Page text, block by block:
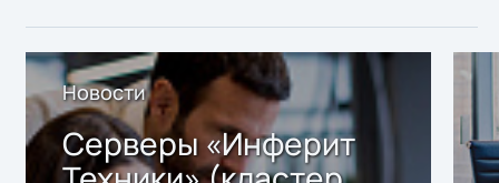
Новости
Серверы «Инферит